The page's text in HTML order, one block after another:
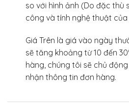
so với hình ảnh (Do đặc thù
công và tính nghệ thuật
Giá Trên là giá vào ngày
sẽ tăng khoảng từ 10 đến
hàng, chúng tôi sẽ chủ
nhận thông tin đơn hàng.